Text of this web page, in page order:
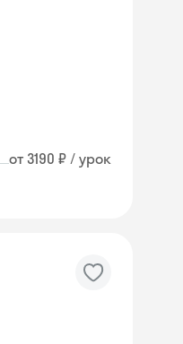
от 3190 ₽ / урок